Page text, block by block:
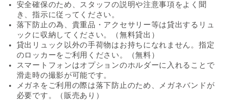
安全確保のため、スタッフの説明や注意事項をよく聞
き、指示に従ってください。
落下防止の為、貴重品・アクセサリー等は貸出するリュ
ックに収納してください。（無料貸出）
貸出リュック以外の手荷物はお持ちになれません。指定
のロッカーをご利用ください。（無料）
スマートフォンはオプションのホルダーに入れることで
滑走時の撮影が可能です。
メガネをご利用の際は落下防止のため、メガネバンドが
必要です。（販売あり）